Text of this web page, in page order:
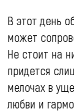
В этот день
может
Не стоит на
придется
мелочах в
любви и